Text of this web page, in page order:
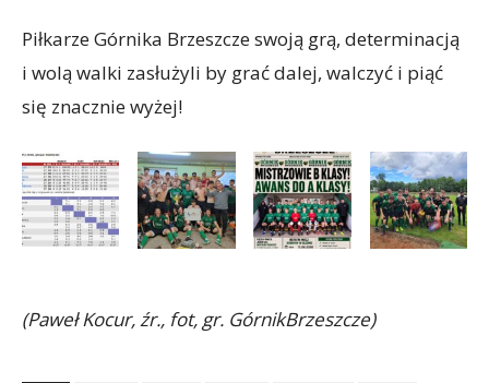
Piłkarze Górnika Brzeszcze swoją grą, determinacją
i wolą walki zasłużyli by grać dalej, walczyć i piąć
się znacznie wyżej!
(Paweł Kocur, źr., fot, gr. GórnikBrzeszcze)